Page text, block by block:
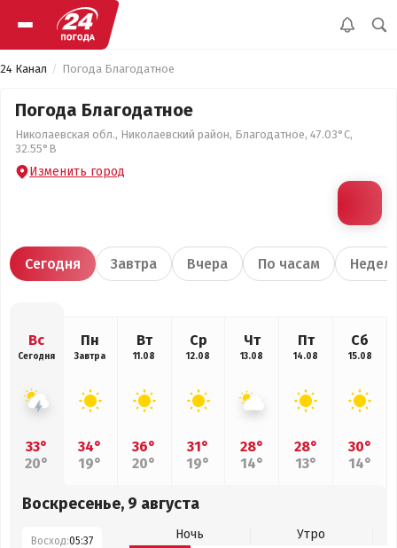
24 Канал Погода Благодатное
Погода Благодатное
Николаевская обл., Николаевский район, Благодатное, 47.03°С,
32.55°В
Изменить город
Сегодня Завтра Вчера По часам
Вс
Сегодня
33°
20°
Пн
Завтра
34°
19°
Вт
11.08
36°
20°
Ср
12.08
31°
19°
Чт
13.08
28°
14°
Пт
14.08
28°
13°
Сб
15.08
30°
14°
Воскресенье, 9 августа
Восход:05:37 Ночь
Утро